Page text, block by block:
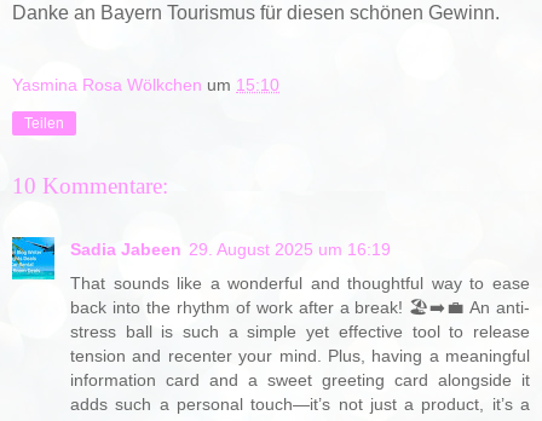
Danke an Bayern Tourismus für diesen schönen Gewinn.
Yasmina Rosa Wölkchen um 15:10
Teilen
10 Kommentare:
Sadia Jabeen 29. August 2025 um 16:19
That sounds like a wonderful and thoughtful way to ease
back into the rhythm of work after a break! 🏖️➡️💼 An anti-
stress ball is such a simple yet effective tool to release
tension and recenter your mind. Plus, having a meaningful
information card and a sweet greeting card alongside it
adds such a personal touch—it’s not just a product, it’s a